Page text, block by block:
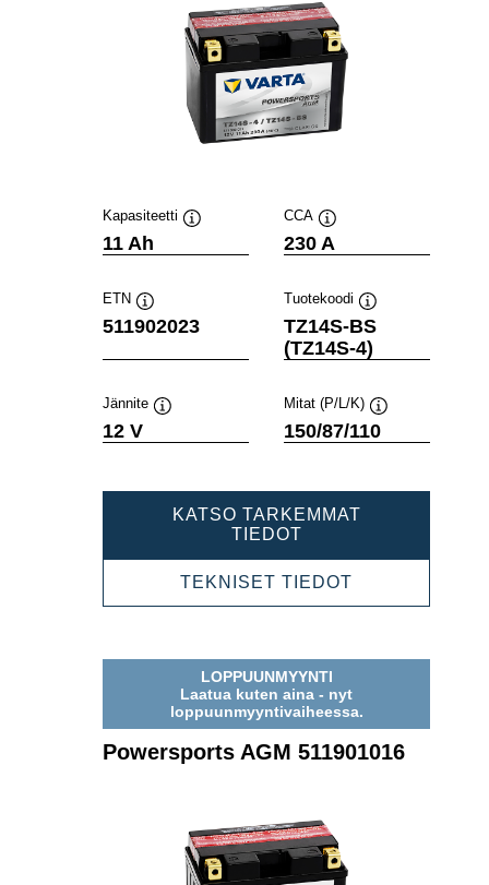
Kapasiteetti
11 Ah
CCA
Työkaluvihje
230 A
ETN
Työkaluvihje
511902023
Tuotekoodi
Työkaluvihje
TZ14S-BS
(TZ14S-4)
Jännite
12 V
Mitat (P/L/K)
Työkaluvihje
150/87/110
KATSO TARKEMMAT
TIEDOTPOWERSPORTS
511902023
TEKNISET TIEDOT
LOPPUUNMYYNTI
Laatua kuten aina - nyt
loppuunmyyntivaiheessa.
Powersports AGM 511901016